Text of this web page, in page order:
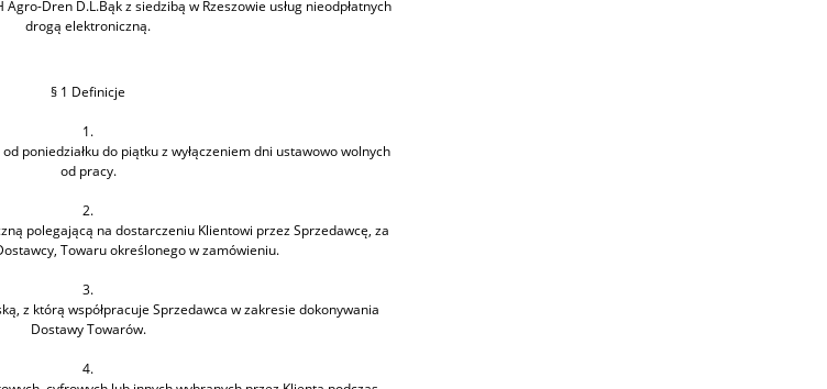
Dren D.L.Bąk z siedzibą w Rzeszowie usług nieodpłatnych
drogą elektroniczną.
§ 1 Definicje
1.
poniedziałku do piątku z wyłączeniem dni ustawowo wolnych
od pracy.
2.
polegającą na dostarczeniu Klientowi przez Sprzedawcę, za
Towaru określonego w zamówieniu.
3.
z którą współpracuje Sprzedawca w zakresie dokonywania
Dostawy Towarów.
4.